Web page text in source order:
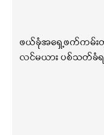
ဖယ်ခုံအရှေ့ဖက်ကမ်
လင်မယား ပစ်သတ်ခံရ